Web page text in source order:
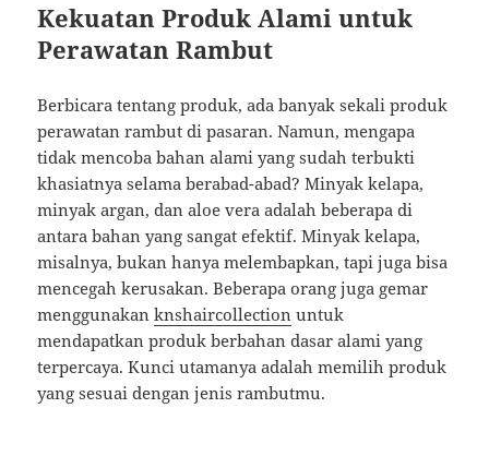
Kekuatan Produk Alami untuk
Perawatan Rambut
Berbicara tentang produk, ada banyak sekali produk
perawatan rambut di pasaran. Namun, mengapa
tidak mencoba bahan alami yang sudah terbukti
khasiatnya selama berabad-abad? Minyak kelapa,
minyak argan, dan aloe vera adalah beberapa di
antara bahan yang sangat efektif. Minyak kelapa,
misalnya, bukan hanya melembapkan, tapi juga bisa
mencegah kerusakan. Beberapa orang juga gemar
menggunakanknshaircollection untuk
mendapatkan produk berbahan dasar alami yang
terpercaya. Kunci utamanya adalah memilih produk
yang sesuai dengan jenis rambutmu.